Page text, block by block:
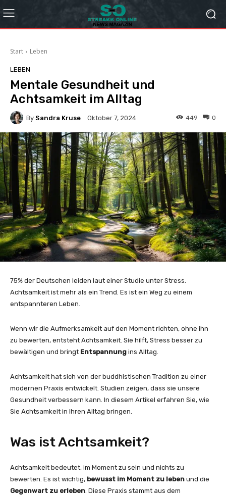
Start Leben
LEBEN
Mentale Gesundheit und
Achtsamkeit im Alltag
By Sandra Kruse Oktober 7, 2024 0
449
75% der Deutschen leiden laut einer Studie unter Stress.
Achtsamkeit ist mehr als ein Trend. Es ist ein Weg zu einem
entspannteren Leben.
Wenn wir die Aufmerksamkeit auf den Moment richten, ohne ihn
zu bewerten, entsteht Achtsamkeit. Sie hilft, Stress besser zu
bewältigen und bringt Entspannung ins Alltag.
Achtsamkeit hat sich von der buddhistischen Tradition zu einer
modernen Praxis entwickelt. Studien zeigen, dass sie unsere
Gesundheit verbessern kann. In diesem Artikel erfahren Sie, wie
Sie Achtsamkeit in Ihren Alltag bringen.
Was ist Achtsamkeit?
Achtsamkeit bedeutet, im Moment zu sein und nichts zu
bewerten. Es ist wichtig, bewusst im Moment zu leben und die
Gegenwart zu erleben. Diese Praxis stammt aus dem